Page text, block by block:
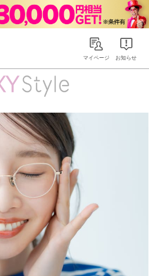
Rakuten RAXYマイページ お知らせ